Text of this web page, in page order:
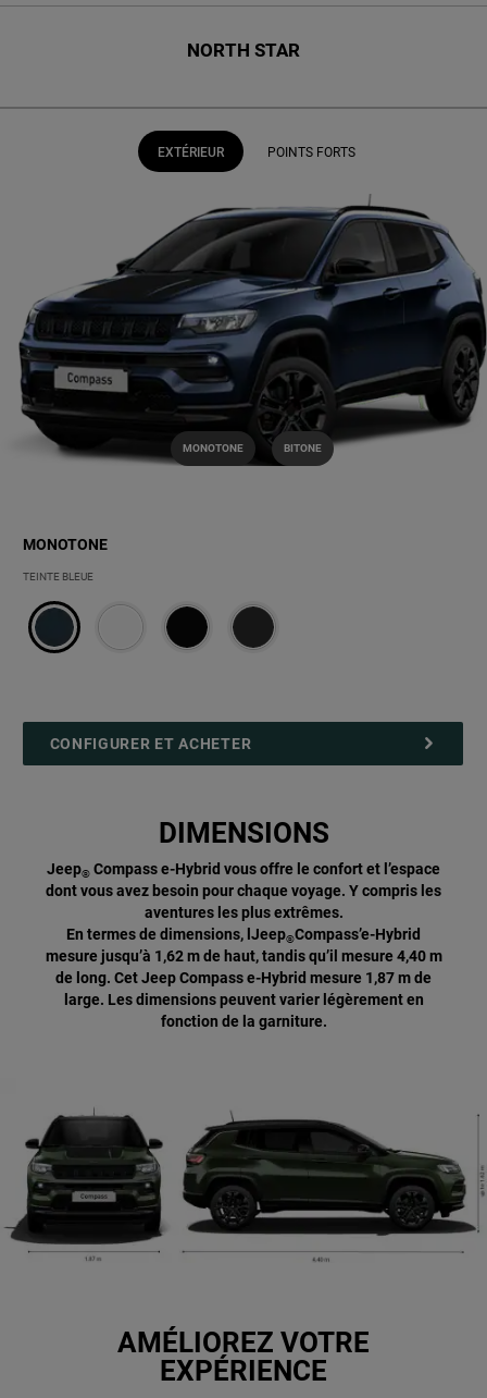
NORTH STAR
EXTÉRIEUR POINTS FORTS
MONOTONE
MONOTONE
TEINTE BLEUE
MONOTONE BITONE
CONFIGURER ET ACHETER
DIMENSIONS
Jeep® Compass e-Hybrid vous offre le confort et l’espace
dont vous avez besoin pour chaque voyage. Y compris les
aventures les plus extrêmes.
En termes de dimensions, lJeep®Compass’e-Hybrid
mesure jusqu’à 1,62 m de haut, tandis qu’il mesure 4,40 m
de long. Cet Jeep Compass e-Hybrid mesure 1,87 m de
large. Les dimensions peuvent varier légèrement en
fonction de la garniture.
AMÉLIOREZ VOTRE
EXPÉRIENCE